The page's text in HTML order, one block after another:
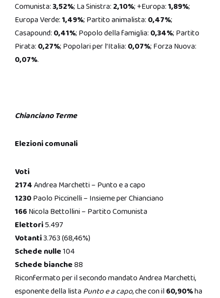
Comunista:3,52%; La Sinistra: 2,10%; +Europa:1,89%;
Europa Verde:1,49%; Partito animalista: 0,47%;
Casapound: 0,41%; Popolo della famiglia: 0,34%; Partito
Pirata: 0,27%; Popolari per l’Italia: 0,07%; Forza Nuova:
0,07%.
Chianciano Terme
Elezioni comunali
Voti
2174Andrea Marchetti – Punto e a capo
1230Paolo Piccinelli – Insieme per Chianciano
166Nicola Bettollini – Partito Comunista
Elettori5.497
Votanti3.763 (68,46%)
Schede nulle104
Schede bianche88
Riconfermato per il secondo mandato Andrea Marchetti,
esponente della lista Punto e a capo, che con il 60,90%ha